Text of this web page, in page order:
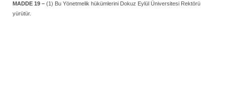
MADDE 19 – (1) Bu Yönetmelik hükümlerini Dokuz Eylül Üniversitesi Rektörü
yürütür.